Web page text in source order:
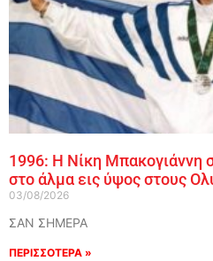
1996: Η Νίκη Μπακογιάννη
στο άλμα εις ύψος στους
03/08/2026
ΣΑΝ ΣΗΜΕΡΑ
ΠΕΡΙΣΣΟΤΕΡΑ »